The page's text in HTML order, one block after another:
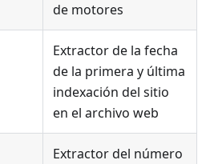
de motores
Extractor de la fecha
de la primera y última
indexación del sitio
en el archivo web
Extractor del número